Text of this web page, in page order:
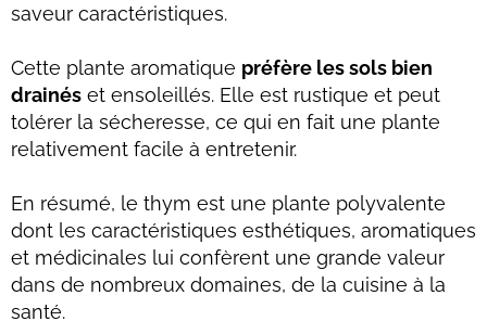
saveur caractéristiques.
Cette plante aromatique préfère les sols bien
drainés et ensoleillés. Elle est rustique et peut
tolérer la sécheresse, ce qui en fait une plante
relativement facile à entretenir.
En résumé, le thym est une plante polyvalente
dont les caractéristiques esthétiques, aromatiques
et médicinales lui confèrent une grande valeur
dans de nombreux domaines, de la cuisine à la
santé.